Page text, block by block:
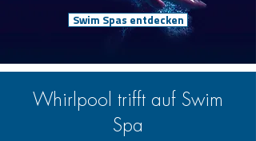
Swim Spas entdecken
Whirlpool trifft auf Swim
Spa